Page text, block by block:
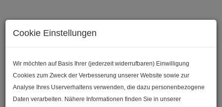
Cookie Einstellungen
Wir möchten auf Basis Ihrer (jederzeit widerrufbaren) Einwilligung
Cookies zum Zweck der Verbesserung unserer Website sowie zur
Analyse Ihres Userverhaltens verwenden, die dazu personenbezogene
Daten verarbeiten. Nähere Informationen finden Sie in unserer